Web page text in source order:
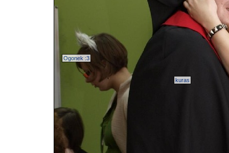
kuras
Ogonek :3